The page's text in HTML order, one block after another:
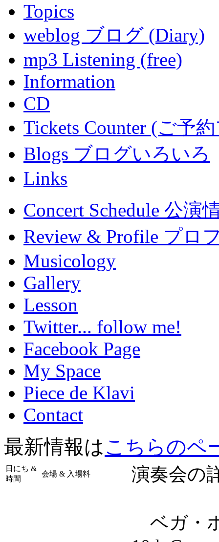
Topics
weblog ブログ (Diary)
mp3 Listening (free)
Information
CD
Tickets Counter (ご予
Blogs ブログいろいろ
Links
Concert Schedule 公演
Review & Profile プロ
Musicology
Gallery
Lesson
Twitter... follow me!
Facebook Page
My Space
Piece de Klavi
Contact
最新情報はこちらのペ
日にち &
時間
会場 & 入場料 演奏会の
ベガ・